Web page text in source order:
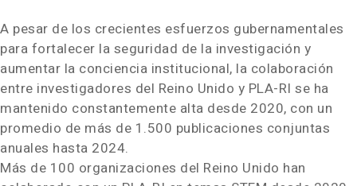
A pesar de los crecientes esfuerzos gubernamentales
para fortalecer la seguridad de la investigación y
aumentar la conciencia institucional, la colaboración
entre investigadores del Reino Unido y PLA-RI se ha
mantenido constantemente alta desde 2020, con un
promedio de más de 1.500 publicaciones conjuntas
anuales hasta 2024.
Más de 100 organizaciones del Reino Unido han